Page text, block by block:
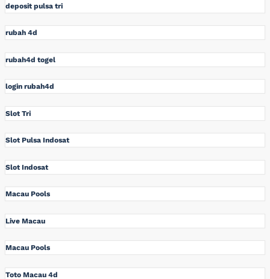
deposit pulsa tri
rubah 4d
rubah4d togel
login rubah4d
Slot Tri
Slot Pulsa Indosat
Slot Indosat
Macau Pools
Live Macau
Macau Pools
Toto Macau 4d